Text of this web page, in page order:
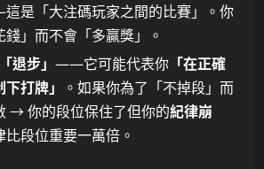
是「大注碼玩家之間的比賽」。你
」而不會「多贏獎」。
退步」 ——它可能代表你 「在正確
打牌」
。如果你為了「不掉段」而
→ 你的段位保住了但你的紀律崩
比段位重要一萬倍。